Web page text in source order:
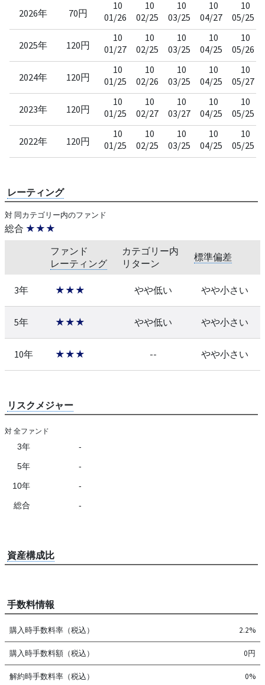
2026年 70円
10
01/26
10
02/25
10
03/25
10
04/27
10
05/25
2025年 120円
10
01/27
10
02/25
10
03/25
10
04/25
10
05/26
2024年 120円
10
01/25
10
02/26
10
03/25
10
04/25
10
05/27
2023年 120円
10
01/25
10
02/27
10
03/27
10
04/25
10
05/25
2022年 120円
10
01/25
10
02/25
10
03/25
10
04/25
10
05/25
レーティング
対 同カテゴリー内のファンド
総合 ★★★
ファンド
レーティング
カテゴリー内
リターン
標準偏差
3年 ★★★ やや低い やや小さい
5年 ★★★ やや低い やや小さい
10年 ★★★ -- やや小さい
リスクメジャー
対 全ファンド
3年 -
5年 -
10年 -
総合 -
資産構成比
手数料情報
購入時手数料率（税込） 2.2%
購入時手数料額（税込） 0円
解約時手数料率（税込） 0%